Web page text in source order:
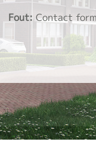
Fout: Contact